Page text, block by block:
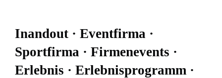
Inandout · Eventfirma ·
Sportfirma · Firmenevents ·
Erlebnis · Erlebnisprogramm ·